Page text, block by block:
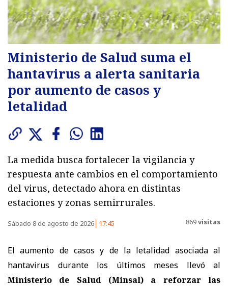
Ministerio de Salud suma el
hantavirus a alerta sanitaria
por aumento de casos y
letalidad
La medida busca fortalecer la vigilancia y
respuesta ante cambios en el comportamiento
del virus, detectado ahora en distintas
estaciones y zonas semirrurales.
Sábado 8 de agosto de 2026 17:45 869visitas
El aumento de casos y de la letalidad asociada al
hantavirus durante los últimos meses llevó al
Ministerio de Salud (Minsal) a reforzar las